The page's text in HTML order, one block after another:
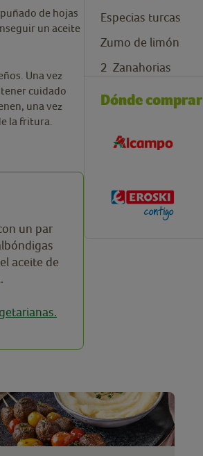
de hojas
un aceite
Una vez
cuidado
una vez
la fritura.
un par
aceite de
Especias turcas
Zumo de limón
2 Zanahorias
Dónde comprar